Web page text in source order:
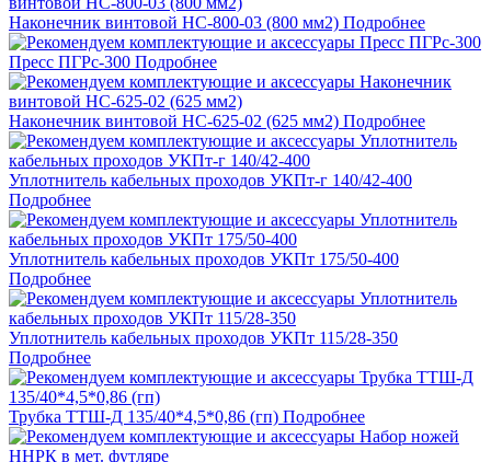
Наконечник винтовой НС-800-03 (800 мм2) Подробнее
Пресс ПГРс-300 Подробнее
Наконечник винтовой НС-625-02 (625 мм2) Подробнее
Уплотнитель кабельных проходов УКПт-г 140/42-400
Подробнее
Уплотнитель кабельных проходов УКПт 175/50-400
Подробнее
Уплотнитель кабельных проходов УКПт 115/28-350
Подробнее
Трубка ТТШ-Д 135/40*4,5*0,86 (гп) Подробнее